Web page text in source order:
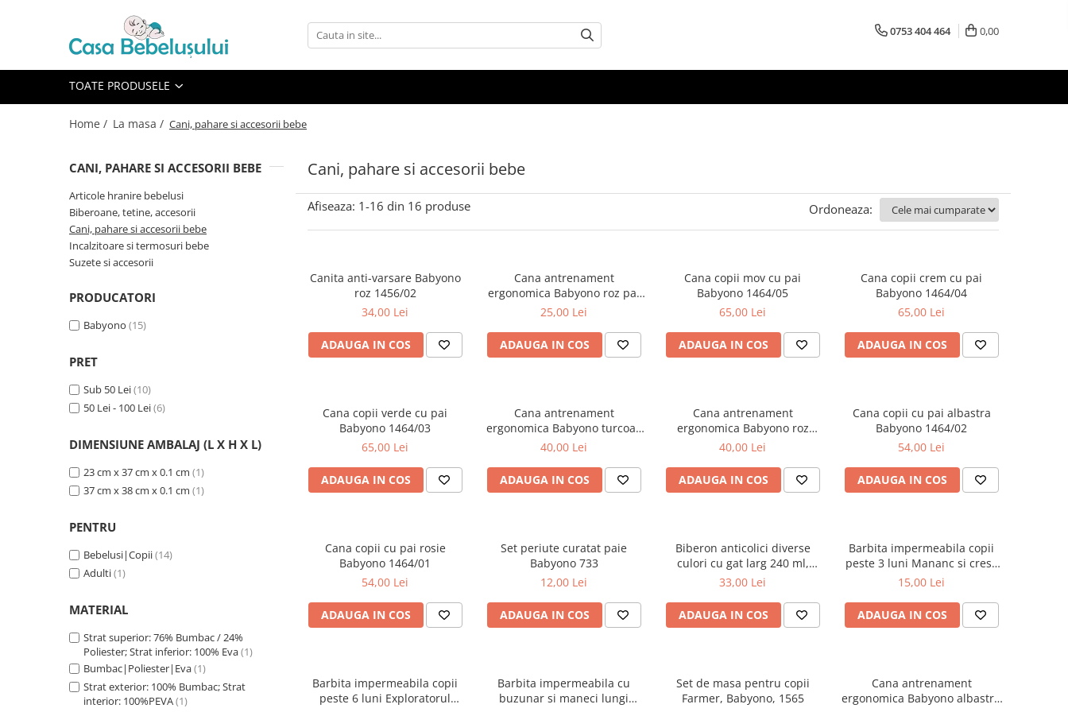
Toate Produsele
Accesorii carucioare copii
Accesorii carucioare
Cantare bebelusi si copii
Termometre copii
Accesorii ingrijire copii
Cadite 92 cm
Cadite anatomice
Covorase baie
Inaltatoare antiderapante
Olite muzicale
Olite tip scaunel muzicale
Olite tip scaunel simple
Reductoare antiderapante
Reductoare moi
Seturi cadite 86 cm
Seturi cadite 92 cm
Seturi cadite anatomice
Suporti anatomici plastic
0753 404 464 0,00
TOATE PRODUSELE
Home / La masa / Cani, pahare si accesorii bebe
Cani, pahare si accesorii bebe
CANI, PAHARE SI ACCESORII BEBE
Articole hranire bebelusi
Biberoane, tetine, accesorii
Cani, pahare si accesorii bebe
Incalzitoare si termosuri bebe
Suzete si accesorii
PRODUCATORI
Babyono (15)
PRET
Sub 50 Lei(10)
50 Lei - 100 Lei(6)
DIMENSIUNE AMBALAJ (L X H X L)
23 cm x 37 cm x 0.1 cm (1)
37 cm x 38 cm x 0.1 cm (1)
PENTRU
Bebelusi|Copii(14)
Adulti(1)
MATERIAL
Strat superior: 76% Bumbac / 24%
Poliester; Strat inferior: 100% Eva(1)
Bumbac|Poliester|Eva(1)
Strat exterior: 100% Bumbac; Strat
interior: 100%PEVA(1)
Afiseaza: 1-16 din 16 produse Ordoneaza:
Canita anti-varsare Babyono
roz 1456/02
34,00 Lei
ADAUGA IN COS
Cana antrenament
ergonomica Babyono roz pal
1463/07
25,00 Lei
ADAUGA IN COS
Cana copii mov cu pai
Babyono 1464/05
65,00 Lei
ADAUGA IN COS
Cana copii crem cu pai
Babyono 1464/04
65,00 Lei
ADAUGA IN COS
Cana copii verde cu pai
Babyono 1464/03
65,00 Lei
ADAUGA IN COS
Cana antrenament
ergonomica Babyono turcoaz
1463/06
40,00 Lei
ADAUGA IN COS
Cana antrenament
ergonomica Babyono roz
1463/04
40,00 Lei
ADAUGA IN COS
Cana copii cu pai albastra
Babyono 1464/02
54,00 Lei
ADAUGA IN COS
Cana copii cu pai rosie
Babyono 1464/01
54,00 Lei
ADAUGA IN COS
Set periute curatat paie
Babyono 733
12,00 Lei
ADAUGA IN COS
Biberon anticolici diverse
culori cu gat larg 240 ml,
Babyono, 403
33,00 Lei
ADAUGA IN COS
Barbita impermeabila copii
peste 3 luni Mananc si cresc
Babyono 831
15,00 Lei
ADAUGA IN COS
Barbita impermeabila copii
peste 6 luni Exploratorul
Barbita impermeabila cu
buzunar si maneci lungi
Set de masa pentru copii
Farmer, Babyono, 1565
Cana antrenament
ergonomica Babyono albastru